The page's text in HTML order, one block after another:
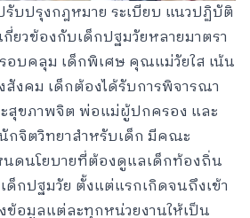
บปรุงกฎหมาย ระเบียบ แนวปฏิบัติ
ยวข้องกับเด็กปฐมวัยหลายมาตรา
บคลุม เด็กพิเศษ คุณแม่วัยใส เน้น
สังคม เด็กต้องได้รับการพิจารณา
สุขภาพจิต พ่อแม่ผู้ปกครอง และ
กจิตวิทยาสำหรับเด็ก มีคณะ
ดนโยบายที่ต้องดูแลเด็กท้องถิ่น
ด็กปฐมวัย ตั้งแต่แรกเกิดจนถึงเข้า
งข้อมูลแต่ละทุกหน่วยงานให้เป็น